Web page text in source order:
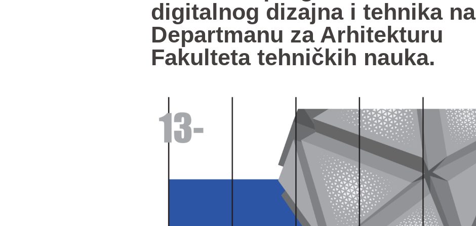
digitalnog dizajna i tehnika na
Departmanu za Arhitekturu
Fakulteta tehničkih nauka.